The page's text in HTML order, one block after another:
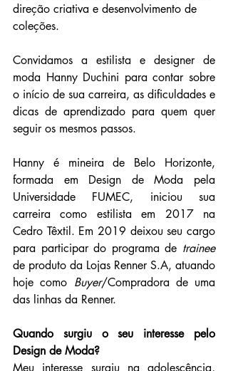
direção criativa e desenvolvimento de
coleções.
Convidamos a estilista e designer de
moda Hanny Duchini para contar sobre
o início de sua carreira, as dificuldades e
dicas de aprendizado para quem quer
seguir os mesmos passos.
Hanny é mineira de Belo Horizonte,
formada em Design de Moda pela
Universidade FUMEC, iniciou sua
carreira como estilista em 2017 na
Cedro Têxtil. Em 2019 deixou seu cargo
para participar do programa de trainee
de produto da Lojas Renner S.A, atuando
hoje como Buyer/Compradora de uma
das linhas da Renner.
Quando surgiu o seu interesse pelo
Design de Moda?
Meu interesse surgiu na adolescência,